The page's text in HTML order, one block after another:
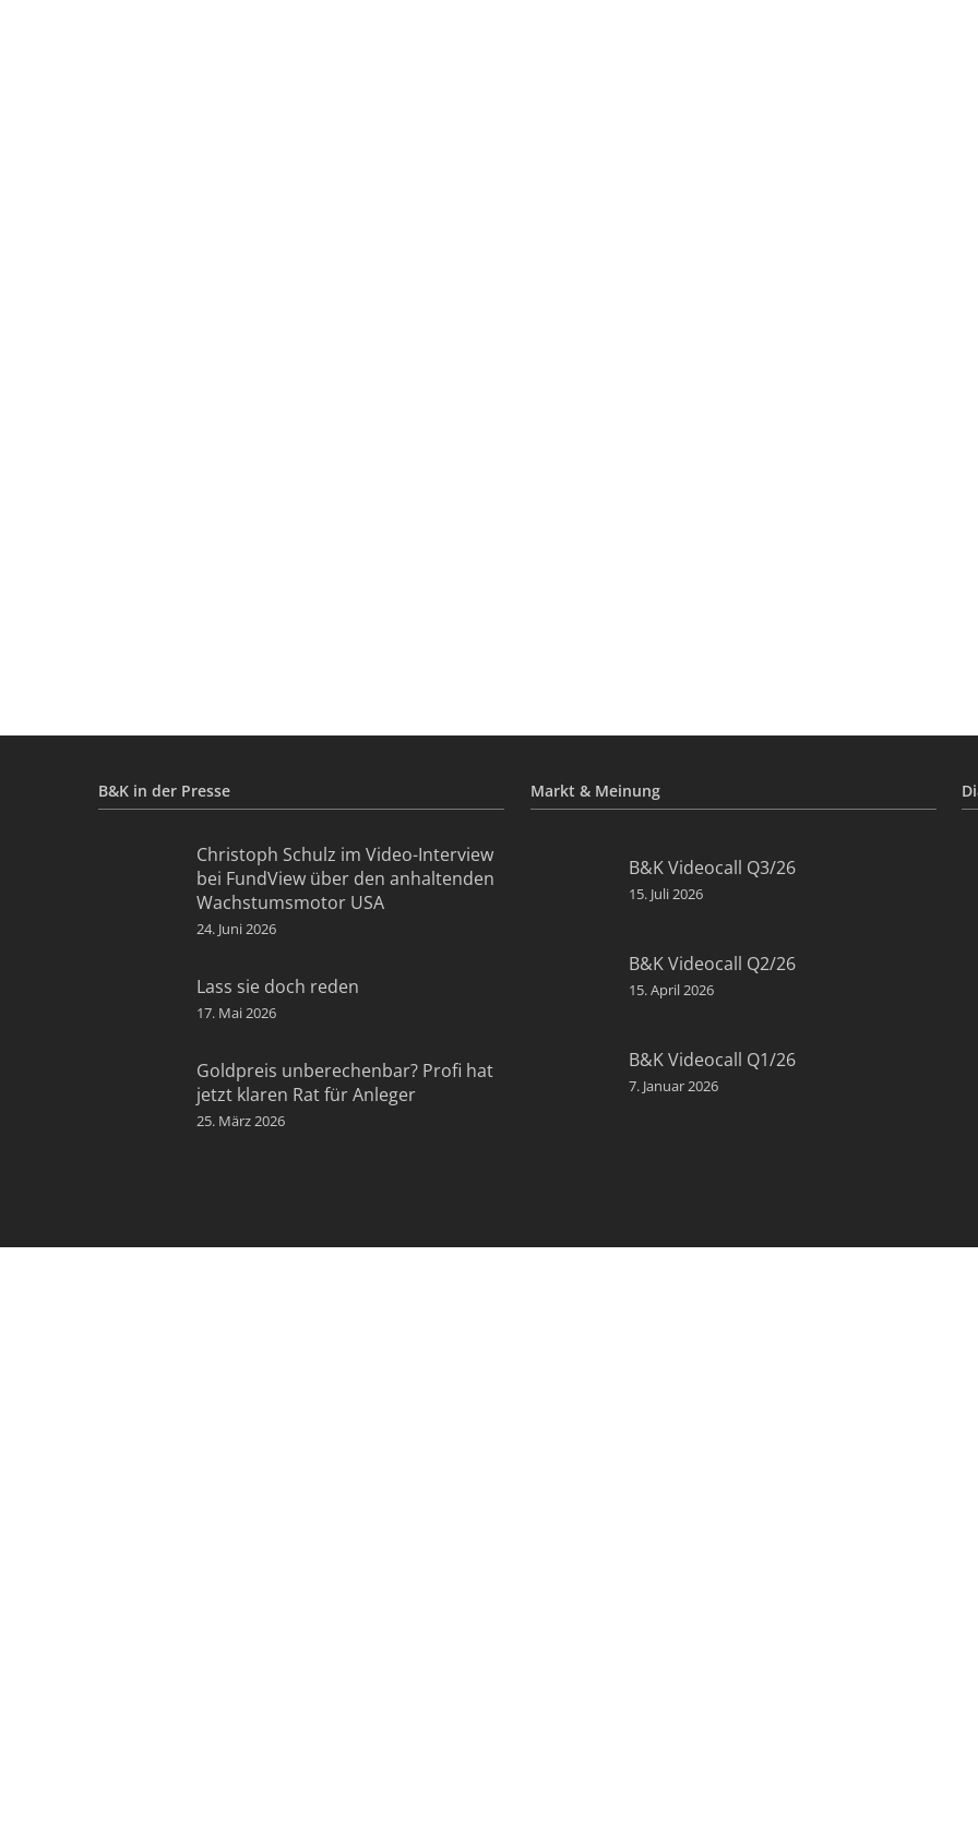
B&K in der Presse
Christoph Schulz im Video-Interview
bei FundView über den anhaltenden
Wachstumsmotor USA
24. Juni 2026
Lass sie doch reden
17. Mai 2026
Goldpreis unberechenbar? Profi hat
jetzt klaren Rat für Anleger
25. März 2026
Markt & Meinung
B&K Videocall Q3/26
15. Juli 2026
B&K Videocall Q2/26
15. April 2026
B&K Videocall Q1/26
7. Januar 2026